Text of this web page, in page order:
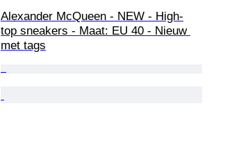
Alexander McQueen - NEW - High-
top sneakers - Maat: EU 40 - Nieuw
met tags